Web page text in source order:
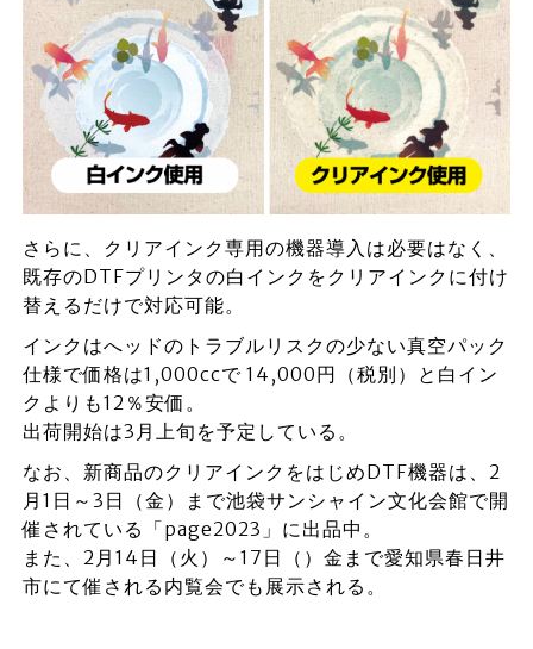
さらに、クリアインク専用の機器導入は必要はなく、
既存のDTFプリンタの白インクをクリアインクに付け
替えるだけで対応可能。
インクはへッドのトラブルリスクの少ない真空パック
仕様で価格は1,000ccで 14,000円（税別）と白イン
クよりも12％安価。
出荷開始は3月上旬を予定している。
なお、新商品のクリアインクをはじめDTF機器は、2
月1日～3日（金）まで池袋サンシャイン文化会館で開
催されている「page2023」に出品中。
また、2月14日（火）～17日（）金まで愛知県春日井
市にて催される内覧会でも展示される。